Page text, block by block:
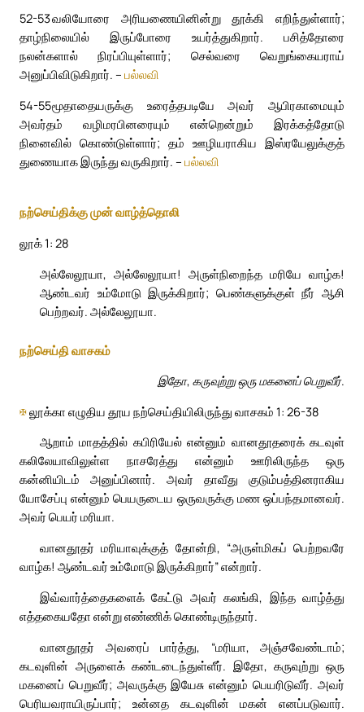
52-53வலியோரை அரியணையினின்று தூக்கி எறிந்துள்ளார்;
தாழ்நிலையில் இருப்போரை உயர்த்துகிறார். பசித்தோரை
நலன்களால் நிரப்பியுள்ளார்; செல்வரை வெறுங்கையராய்
அனுப்பிவிடுகிறார். – பல்லவி
54-55மூதாதையருக்கு உரைத்தபடியே அவர் ஆபிரகாமையும்
அவர்தம் வழிமரபினரையும் என்றென்றும் இரக்கத்தோடு
நினைவில் கொண்டுள்ளார்; தம் ஊழியராகிய இஸ்ரயேலுக்குத்
துணையாக இருந்து வருகிறார். – பல்லவி
நற்செய்திக்கு முன் வாழ்த்தொலி
லூக் 1: 28
அல்லேலூயா, அல்லேலூயா! அருள்நிறைந்த மரியே வாழ்க!
ஆண்டவர் உம்மோடு இருக்கிறார்; பெண்களுக்குள் நீர் ஆசி
பெற்றவர். அல்லேலூயா.
நற்செய்தி வாசகம்
இதோ, கருவுற்று ஒரு மகனைப் பெறுவீர்.
✠லூக்கா எழுதிய தூய நற்செய்தியிலிருந்து வாசகம் 1: 26-38
ஆறாம் மாதத்தில் கபிரியேல் என்னும் வானதூதரைக் கடவுள்
கலிலேயாவிலுள்ள நாசரேத்து என்னும் ஊரிலிருந்த ஒரு
கன்னியிடம் அனுப்பினார். அவர் தாவீது குடும்பத்தினராகிய
யோசேப்பு என்னும் பெயருடைய ஒருவருக்கு மண ஒப்பந்தமானவர்.
அவர் பெயர் மரியா.
வானதூதர் மரியாவுக்குத் தோன்றி, “அருள்மிகப் பெற்றவரே
வாழ்க! ஆண்டவர் உம்மோடு இருக்கிறார்” என்றார்.
இவ்வார்த்தைகளைக் கேட்டு அவர் கலங்கி, இந்த வாழ்த்து
எத்தகையதோ என்று எண்ணிக் கொண்டிருந்தார்.
வானதூதர் அவரைப் பார்த்து, “மரியா, அஞ்சவேண்டாம்;
கடவுளின் அருளைக் கண்டடைந்துள்ளீர். இதோ, கருவுற்று ஒரு
மகனைப் பெறுவீர்; அவருக்கு இயேசு என்னும் பெயரிடுவீர். அவர்
பெரியவராயிருப்பார்; உன்னத கடவுளின் மகன் எனப்படுவார்.